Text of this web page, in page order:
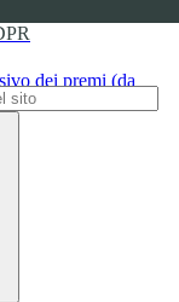
dei premi (da
1